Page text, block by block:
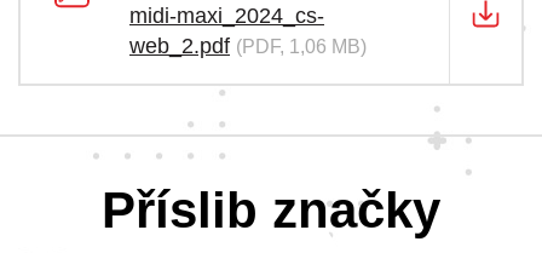
midi-maxi_2024_cs-
web_2.pdf (PDF, 1,06 MB)
Příslib značky